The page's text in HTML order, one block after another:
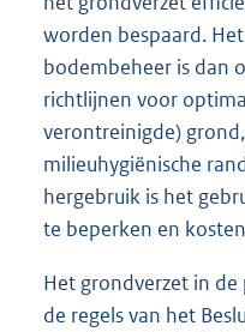
worden bespaard.
bodembeheer is dan
richtlijnen voor
verontreinigde)
milieuhygiënische
hergebruik is het
te beperken en
Het grondverzet in
de regels van het